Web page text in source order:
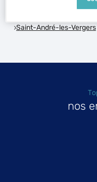
Saint-André-les-Vergers
nos